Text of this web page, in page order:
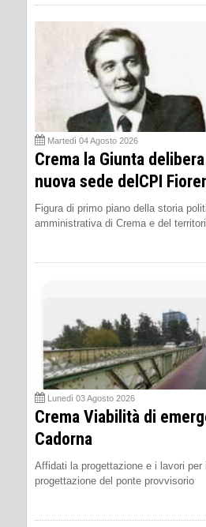
Martedì 04 Agosto 2026
Crema la Giunta
nuova sede delCPI
Figura di primo piano della storia
amministrativa di Crema e del
Lunedì 03 Agosto 2026
Crema Viabilità di
Cadorna
Affidati la progettazione e i lavori per
progettazione del ponte provvisorio